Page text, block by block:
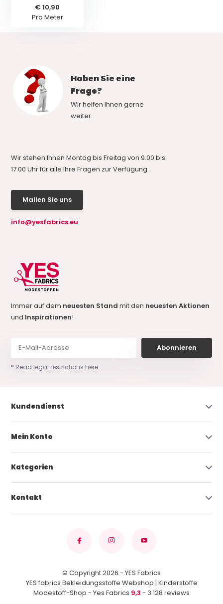
€ 10,90
Pro Meter
Haben Sie eine
Frage?
Wir helfen Ihnen gerne
weiter.
Wir stehen Ihnen Montag bis Freitag von 9.00 bis
17.00 Uhr für alle Ihre Fragen zur Verfügung.
Mailen Sie uns
info@yesfabrics.eu
Immer auf dem neuesten Standmit den neuesten Aktionen
und Inspirationen!
Abonnieren
* Read legal restrictions here
Kundendienst
Mein Konto
Kategorien
Kontakt
© Copyright 2026 - YES Fabrics
YES fabrics Bekleidungsstoffe Webshop | Kinderstoffe
Modestoff-Shop - Yes Fabrics 9,3 - 3.128 reviews